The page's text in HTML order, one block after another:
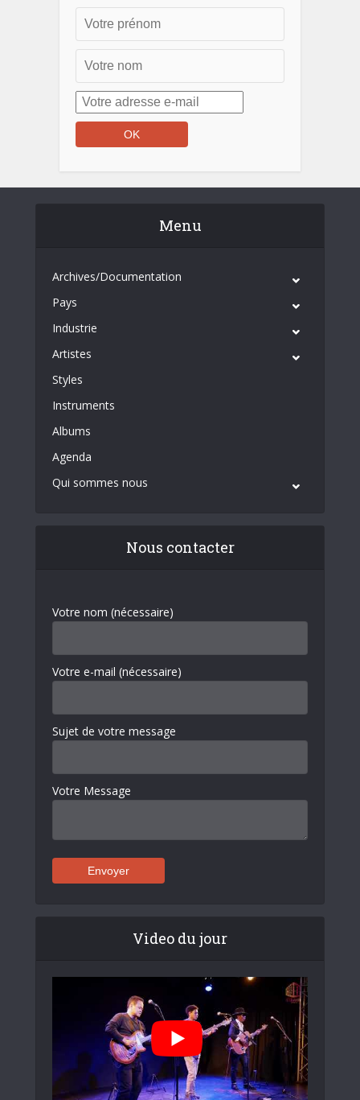
Menu
Archives/Documentation
Pays
Industrie
Artistes
Styles
Instruments
Albums
Agenda
Qui sommes nous
Nous contacter
Votre nom (nécessaire)
Votre e-mail (nécessaire)
Sujet de votre message
Votre Message
Video du jour